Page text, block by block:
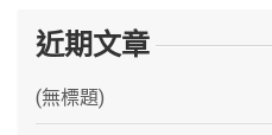
近期文章
(無標題)